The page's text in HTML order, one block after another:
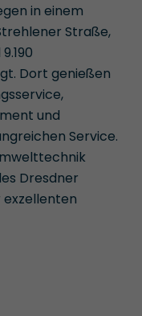
in einem
Straße,
Dort genießen
und
Service.
Dresdner